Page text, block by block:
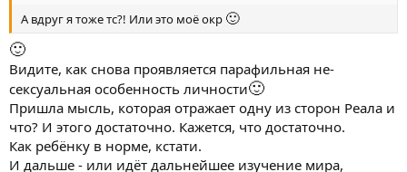
А вдруг я тоже тс?! Или это моё окр 🙂
🙂
Видите, как снова проявляется парафильная не-
сексуальная особенность личности🙂
Пришла мысль, которая отражает одну из сторон Реала и
что? И этого достаточно. Кажется, что достаточно.
Как ребёнку в норме, кстати.
И дальше - или идёт дальнейшее изучение мира,